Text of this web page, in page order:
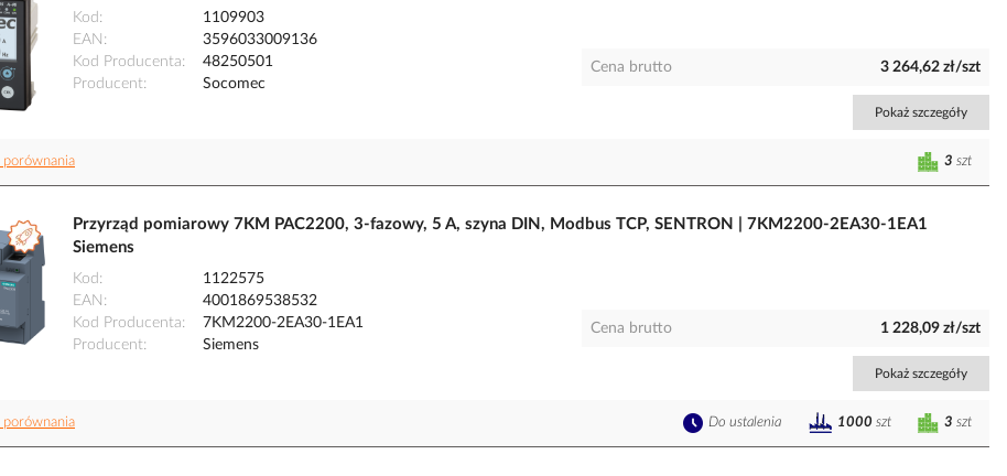
Kod
1109903
EAN
3596033009136
Kod Producenta
48250501
Producent
Socomec
Cena brutto 3 264,62 zł/szt
Pokaż szczegóły
porównania 3 szt
Przyrząd pomiarowy 7KM PAC2200, 3-fazowy, 5 A, szyna DIN, Modbus TCP, SENTRON | 7KM2200-2EA30-1EA1
Siemens
Kod
1122575
EAN
4001869538532
Kod Producenta
7KM2200-2EA30-1EA1
Producent
Siemens
Cena brutto 1 228,09 zł/szt
Pokaż szczegóły
porównania 3 szt
Do ustalenia 1000 szt